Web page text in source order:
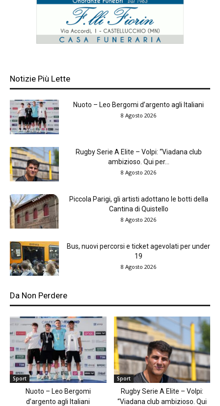
Notizie Più Lette
Nuoto – Leo Bergomi d’argento agli Italiani
8 Agosto 2026
Rugby Serie A Elite – Volpi: “Viadana club
ambizioso. Qui per...
8 Agosto 2026
Piccola Parigi, gli artisti adottano le botti della
Cantina di Quistello
8 Agosto 2026
Bus, nuovi percorsi e ticket agevolati per under
19
8 Agosto 2026
Da Non Perdere
Sport
Nuoto – Leo Bergomi
d’argento agli Italiani
Sport
Rugby Serie A Elite – Volpi:
“Viadana club ambizioso. Qui